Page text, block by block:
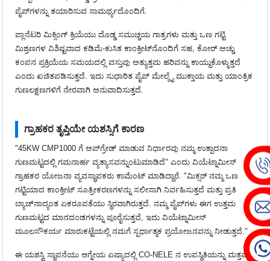
ಪೈಪ್‌ಗಳನ್ನು ತಯಾರಿಸುವ ಸಾಮರ್ಥ್ಯದೊಂದಿಗೆ.
ಪ್ಲಾನೆಟರಿ ಮಿಕ್ಸಿಂಗ್ ಕ್ರಿಯೆಯು ದೊಡ್ಡ ಸಮುಚ್ಚಯ ಗಾತ್ರಗಳು ಮತ್ತು ಒಣ ಗಟ್ಟಿ
ಮಿಶ್ರಣಗಳ ವಿಶಿಷ್ಟವಾದ ಕಡಿಮೆ-ಕುಸಿತ ಕಾಂಕ್ರೀಟ್‌ನೊಂದಿಗೆ ಸಹ, ಕೋರ್ ಅಚ್ಚು
ಕಂಪನ ಪ್ರಕ್ರಿಯೆಯ ಸಮಯದಲ್ಲಿ ವಸ್ತುವು ಅತ್ಯುತ್ತಮ ಹರಿವನ್ನು ಕಾಯ್ದುಕೊಳ್ಳುತ್ತದೆ
ಎಂದು ಖಚಿತಪಡಿಸುತ್ತದೆ. ಇದು ಸುಧಾರಿತ ಪೈಪ್ ಮೇಲ್ಮೈ ಮುಕ್ತಾಯ ಮತ್ತು ಯಾಂತ್ರಿಕ
ಗುಣಲಕ್ಷಣಗಳಿಗೆ ನೇರವಾಗಿ ಅನುವಾದಿಸುತ್ತದೆ.
ಗ್ರಾಹಕರ ತೃಪ್ತಿಯೇ ಯಶಸ್ಸಿಗೆ ಕಾರಣ
"45KW CMP1000 ಗೆ ಅಪ್‌ಗ್ರೇಡ್ ಮಾಡುವ ನಿರ್ಧಾರವು ನಮ್ಮ ಉತ್ಪಾದನಾ
ಗುಣಮಟ್ಟದಲ್ಲಿ ಗಮನಾರ್ಹ ವ್ಯತ್ಯಾಸವನ್ನುಂಟುಮಾಡಿದೆ" ಎಂದು ವಿಯೆಟ್ನಾಮೀಸ್
ಗ್ರಾಹಕರ ಯೋಜನಾ ವ್ಯವಸ್ಥಾಪಕರು ಕಾಮೆಂಟ್ ಮಾಡಿದ್ದಾರೆ. "ಮಿಕ್ಸರ್ ನಮ್ಮ ಒಣ
ಗಟ್ಟಿಯಾದ ಕಾಂಕ್ರೀಟ್ ಸೂತ್ರೀಕರಣಗಳನ್ನು ಸಲೀಸಾಗಿ ನಿರ್ವಹಿಸುತ್ತದೆ ಮತ್ತು ಪ್ರತಿ
ಬ್ಯಾಚ್‌ನಾದ್ಯಂತ ಏಕರೂಪತೆಯು ಸ್ಥಿರವಾಗಿರುತ್ತದೆ. ನಮ್ಮ ಪೈಪ್‌ಗಳು ಈಗ ಉತ್ತಮ
ಗುಣಮಟ್ಟದ ಮಾನದಂಡಗಳನ್ನು ಪೂರೈಸುತ್ತವೆ, ಇದು ವಿಯೆಟ್ನಾಮೀಸ್
ಮೂಲಸೌಕರ್ಯ ಮಾರುಕಟ್ಟೆಯಲ್ಲಿ ನಮಗೆ ಸ್ಪರ್ಧಾತ್ಮಕ ಪ್ರಯೋಜನವನ್ನು ನೀಡುತ್ತದೆ."
ಈ ಯಶಸ್ವಿ ಸ್ಥಾಪನೆಯು ಆಗ್ನೇಯ ಏಷ್ಯಾದಲ್ಲಿ CO-NELE ನ ಉಪಸ್ಥಿತಿಯನ್ನು ಮತ್ತಷ್ಟು